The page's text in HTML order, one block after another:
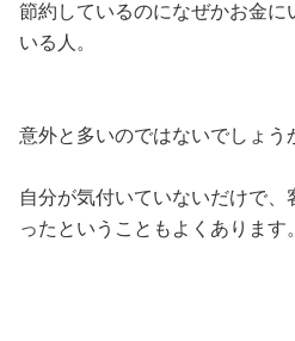
節約しているのになぜかお金に
いる人。
意外と多いのではないでしょう
自分が気付いていないだけで
ったということもよくあります。